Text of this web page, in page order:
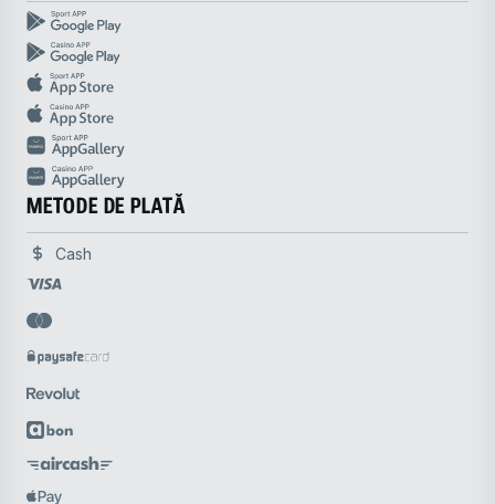
METODE DE PLATĂ
Cash